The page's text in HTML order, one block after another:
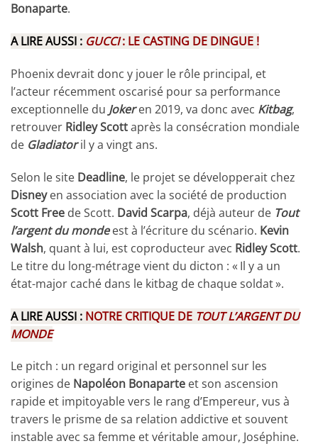
Bonaparte.
A LIRE AUSSI : GUCCI: LE CASTING DE DINGUE !
Phoenix devrait donc y jouer le rôle principal, et
l’acteur récemment oscarisé pour sa performance
exceptionnelle du Jokeren 2019, va donc avec Kitbag,
retrouver Ridley Scottaprès la consécration mondiale
de Gladiatoril y a vingt ans.
Selon le site Deadline, le projet se développerait chez
Disneyen association avec la société de production
Scott Free de Scott. David Scarpa, déjà auteur de Tout
l’argent du mondeest à l’écriture du scénario. Kevin
Walsh, quant à lui, est coproducteur avec Ridley Scott.
Le titre du long-métrage vient du dicton : « Il y a un
état-major caché dans le kitbag de chaque soldat ».
A LIRE AUSSI : NOTRE CRITIQUE DE TOUT L’ARGENT DU
MONDE
Le pitch : un regard original et personnel sur les
origines de Napoléon Bonaparte et son ascension
rapide et impitoyable vers le rang d’Empereur, vus à
travers le prisme de sa relation addictive et souvent
instable avec sa femme et véritable amour, Joséphine.